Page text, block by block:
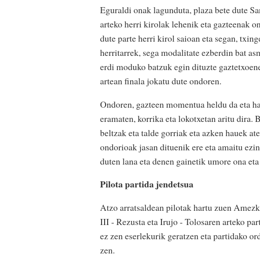
Eguraldi onak lagunduta, plaza bete dute
arteko herri kirolak lehenik eta gazteenak
dute parte herri kirol saioan eta segan,
herritarrek, sega modalitate ezberdin bat
erdi moduko batzuk egin dituzte
artean finala jokatu dute ondoren.
Ondoren, gazteen momentua heldu da eta
eramaten, korrika eta lokotxetan aritu dira.
beltzak eta talde gorriak eta azken hauek
ondorioak jasan dituenik ere eta amaitu
duten lana eta denen gainetik umore ona
Pilota partida jendetsua
Atzo arratsaldean pilotak hartu zuen
III - Rezusta eta Irujo - Tolosaren arteko
ez zen eserlekurik geratzen eta partidako
zen.